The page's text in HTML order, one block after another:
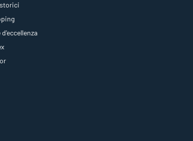
d'eccellenza